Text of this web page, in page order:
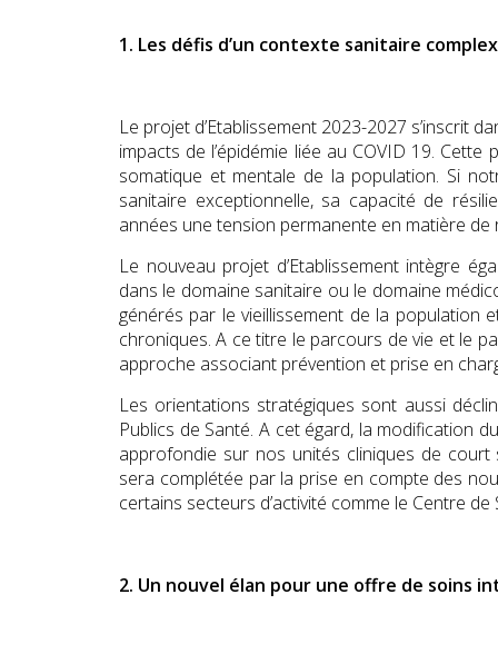
1. Les défis d’un contexte sanitaire
Le projet d’Etablissement 2023-2027 s’inscrit
impacts de l’épidémie liée au COVID 19.
somatique et mentale de la population. Si
sanitaire exceptionnelle, sa capacité de
années une tension permanente en matière
Le nouveau projet d’Etablissement intègre
dans le domaine sanitaire ou le domaine
générés par le vieillissement de la population
chroniques. A ce titre le parcours de vie et le
approche associant prévention et prise en
Les orientations stratégiques sont aussi
Publics de Santé. A cet égard, la modification
approfondie sur nos unités cliniques de
sera complétée par la prise en compte des
certains secteurs d’activité comme le Centre
2. Un nouvel élan pour une offre de soins